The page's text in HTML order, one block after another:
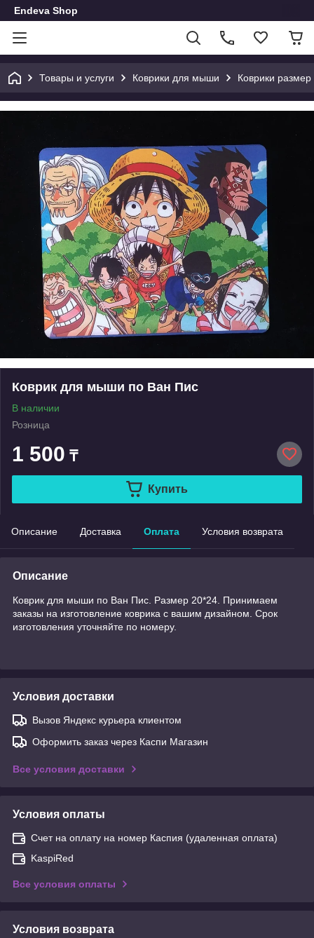
Endeva Shop
Товары и услуги Коврики для мыши Коврики размер
Коврик для мыши по Ван Пис
В наличии
Розница
1 500 ₸
Купить
Описание Доставка Оплата Условия возврата
Описание
Коврик для мыши по Ван Пис. Размер 20*24. Принимаем
заказы на изготовление коврика с вашим дизайном. Срок
изготовления уточняйте по номеру.
Условия доставки
Вызов Яндекс курьера клиентом
Оформить заказ через Каспи Магазин
Все условия доставки
Условия оплаты
Счет на оплату на номер Каспия (удаленная оплата)
KaspiRed
Все условия оплаты
Условия возврата